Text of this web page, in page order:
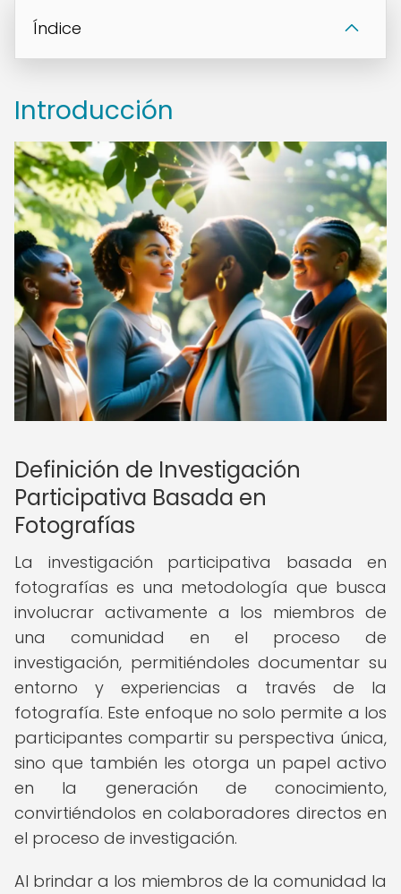
Índice
Introducción
Definición de Investigación
Participativa Basada en
Fotografías
La investigación participativa basada en
fotografías es una metodología que busca
involucrar activamente a los miembros de
una comunidad en el proceso de
investigación, permitiéndoles documentar su
entorno y experiencias a través de la
fotografía. Este enfoque no solo permite a los
participantes compartir su perspectiva única,
sino que también les otorga un papel activo
en la generación de conocimiento,
convirtiéndolos en colaboradores directos en
el proceso de investigación.
Al brindar a los miembros de la comunidad la